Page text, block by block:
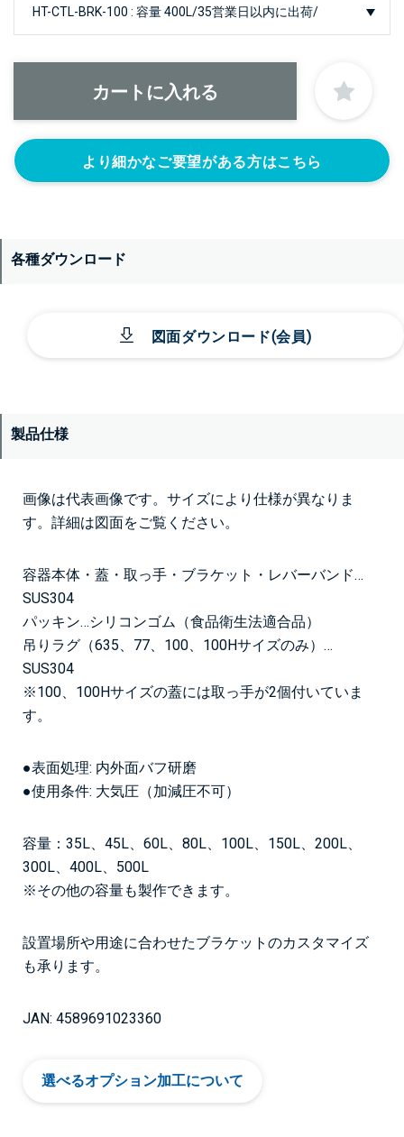
より細かなご要望がある方はこちら
各種ダウンロード
図面ダウンロード(会員)
製品仕様
画像は代表画像です。サイズにより仕様が異なりま
す。詳細は図面をご覧ください。
容器本体・蓋・取っ手・ブラケット・レバーバンド…
SUS304
パッキン…シリコンゴム（食品衛生法適合品）
吊りラグ（635、77、100、100Hサイズのみ）…
SUS304
※100、100Hサイズの蓋には取っ手が2個付いていま
す。
●表面処理: 内外面バフ研磨
●使用条件: 大気圧（加減圧不可）
容量：35L、45L、60L、80L、100L、150L、200L、
300L、400L、500L
※その他の容量も製作できます。
設置場所や用途に合わせたブラケットのカスタマイズ
も承ります。
JAN: 4589691023360
選べるオプション加工について